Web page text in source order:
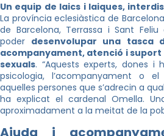
Un equip de laics i laiques,
La província eclesiàstica de
de Barcelona, Terrassa i Sant Feliu
poder desenvolupar una tasca
acompanyament, atenció i suport
sexuals. “Aquests experts, dones
psicologia, l’acompanyament o
aquelles persones que s’adrecin a
ha explicat el cardenal Omella.
aproximadament a la meitat de la
Ajuda i